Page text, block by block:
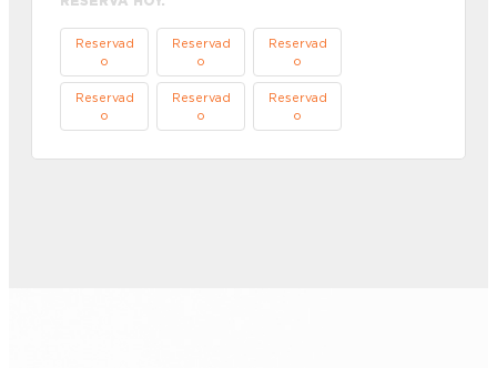
Reservad
o
Reservad
o
Reservad
o
Reservad
o
Reservad
o
Reservad
o